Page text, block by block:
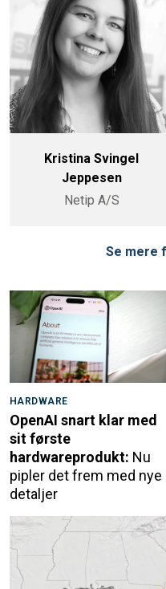
Kristina Svingel
Jeppesen
Netip A/S
Se mere
HARDWARE
OpenAI snart klar med
sit første
hardwareprodukt: Nu
pipler det frem med nye
detaljer